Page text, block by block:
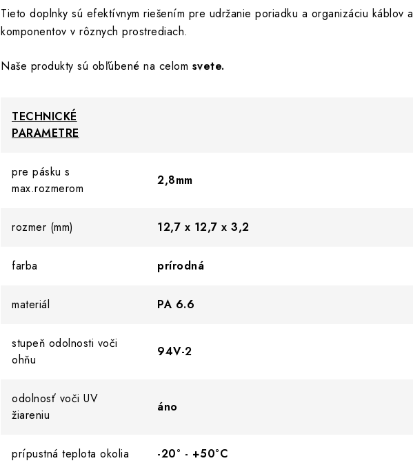
Tieto doplnky sú efektívnym riešením pre udržanie poriadku a organizáciu káblov a
komponentov v rôznych prostrediach.
Naše produkty sú obľúbené na celom svete.
TECHNICKÉ
PARAMETRE
pre pásku s
max.rozmerom
2,8mm
rozmer (mm) 12,7 x 12,7 x 3,2
farba prírodná
materiál PA 6.6
stupeň odolnosti voči
ohňu
94V-2
odolnosť voči UV
žiareniu
áno
prípustná teplota okolia -20° - +50°C